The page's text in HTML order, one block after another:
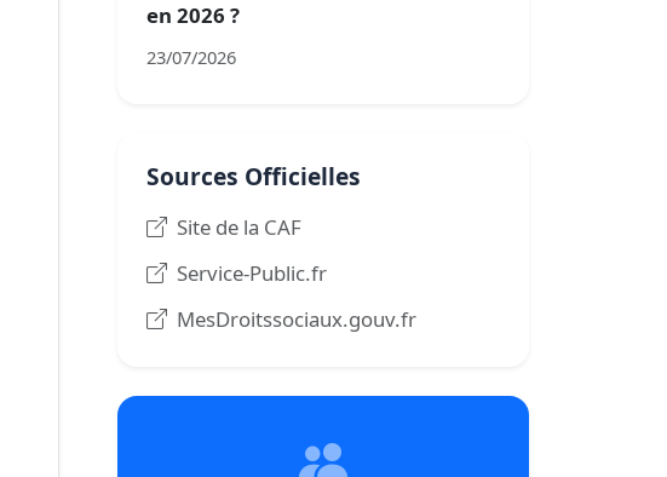
en 2026 ?
23/07/2026
Sources Officielles
Site de la CAF
Service-Public.fr
MesDroitssociaux.gouv.fr